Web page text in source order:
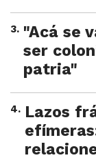
3. "Acá se
ser
patria"
4. Lazos